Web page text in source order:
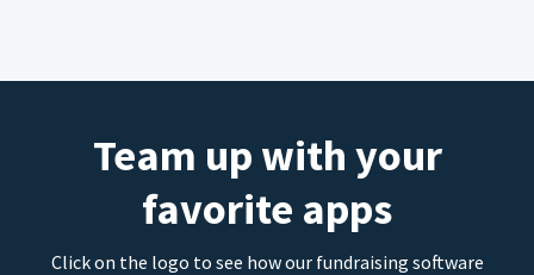
Team up with your
favorite apps
Click on the logo to see how our fundraising software